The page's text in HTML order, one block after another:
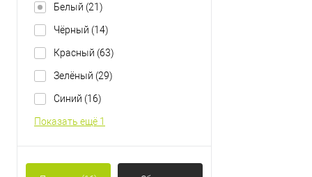
Белый (21)
Чёрный (14)
Красный (63)
Зелёный (29)
Синий (16)
Показать ещё 1